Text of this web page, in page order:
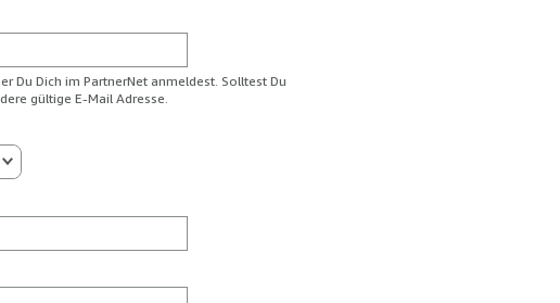
Du Dich im PartnerNet anmeldest. Solltest Du
gültige E-Mail Adresse.